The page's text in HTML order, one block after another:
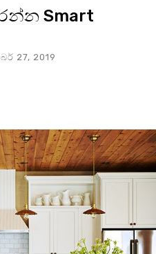
Smart
27, 2019